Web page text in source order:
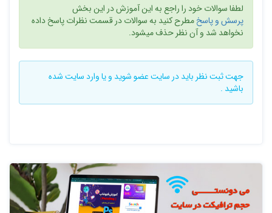
لطفا سوالات خود را راجع به این آموزش در این بخش
پرسش و پاسخمطرح کنید به سوالات در قسمت نظرات پاسخ داده
نخواهد شد و آن نظر حذف میشود.
جهت ثبت نظر باید در سایتعضو شوید و یاوارد سایتشده
باشید .